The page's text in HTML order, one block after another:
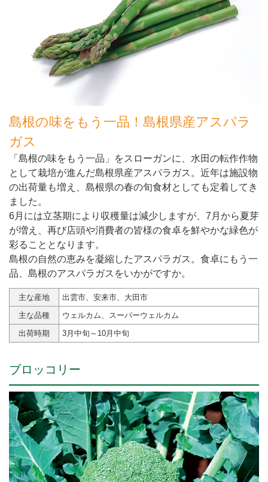
島根の味をもう一品！島根県産アスパラ
ガス
「島根の味をもう一品」をスローガンに、水田の転作作物
として栽培が進んだ島根県産アスパラガス。近年は施設物
の出荷量も増え、島根県の春の旬食材としても定着してき
ました。
6月には立茎期により収穫量は減少しますが、7月から夏芽
が増え、再び店頭や消費者の皆様の食卓を鮮やかな緑色が
彩ることとなります。
島根の自然の恵みを凝縮したアスパラガス。食卓にもう一
品、島根のアスパラガスをいかがですか。
主な産地
出雲市、安来市、大田市
主な品種
ウェルカム、スーパーウェルカム
出荷時期
3月中旬～10月中旬
ブロッコリー